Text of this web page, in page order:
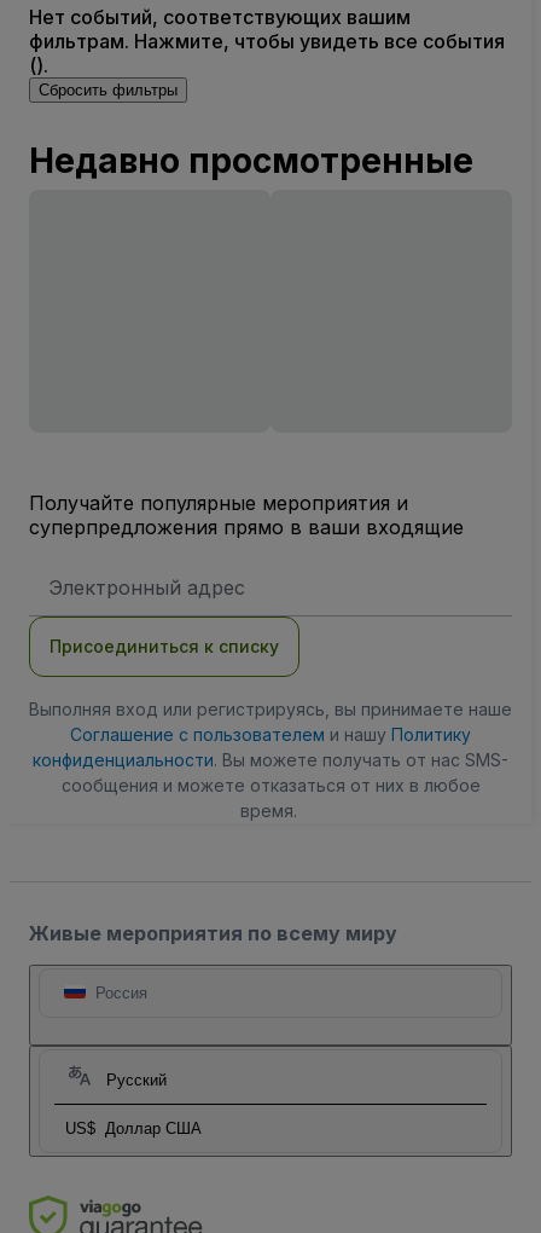
Нет событий, соответствующих вашим
фильтрам. Нажмите, чтобы увидеть все события
().
Сбросить фильтры
Недавно просмотренные
Получайте популярные мероприятия и
суперпредложения прямо в ваши входящие
электронной
Присоединиться к списку
Выполняя вход или регистрируясь, вы принимаете наше
Соглашение с пользователем и нашу Политику
конфиденциальности. Вы можете получать от нас SMS-
сообщения и можете отказаться от них в любое
время.
Живые мероприятия по всему миру
Россия
Русский
US$ Доллар США